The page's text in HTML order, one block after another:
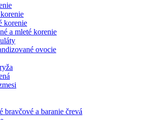
korenie
a mleté korenie
ovocie
bravčové a baranie črevá